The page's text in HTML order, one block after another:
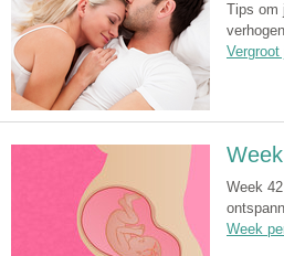
Tips om
Week
Week